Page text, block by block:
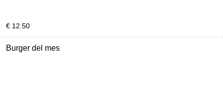
€ 12.50
Burger del mes